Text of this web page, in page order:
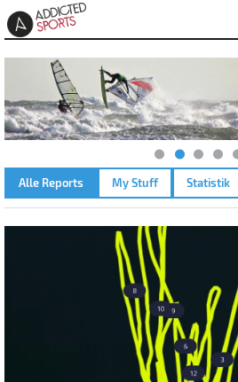
Alle Reports My Stuff Statistik
BROMBACHSEE – 20.05.2023